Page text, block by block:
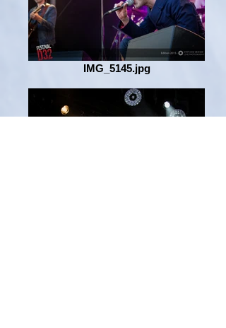
IMG_5145.jpg